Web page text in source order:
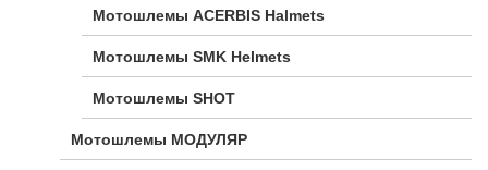
Мотошлемы ACERBIS Halmets
Мотошлемы SMK Helmets
Мотошлемы SHOT
Мотошлемы МОДУЛЯР